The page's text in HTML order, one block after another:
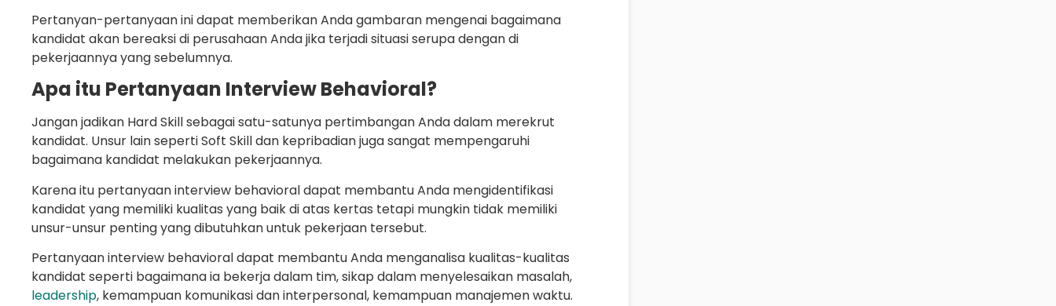
Pertanyan-pertanyaan ini dapat memberikan Anda gambaran mengenai bagaimana
kandidat akan bereaksi di perusahaan Anda jika terjadi situasi serupa dengan di
pekerjaannya yang sebelumnya.
Apa itu Pertanyaan Interview Behavioral?
Jangan jadikan Hard Skill sebagai satu-satunya pertimbangan Anda dalam merekrut
kandidat. Unsur lain seperti Soft Skill dan kepribadian juga sangat mempengaruhi
bagaimana kandidat melakukan pekerjaannya.
Karena itu pertanyaan interview behavioral dapat membantu Anda mengidentifikasi
kandidat yang memiliki kualitas yang baik di atas kertas tetapi mungkin tidak memiliki
unsur-unsur penting yang dibutuhkan untuk pekerjaan tersebut.
Pertanyaan interview behavioral dapat membantu Anda menganalisa kualitas-kualitas
kandidat seperti bagaimana ia bekerja dalam tim, sikap dalam menyelesaikan masalah,
leadership, kemampuan komunikasi dan interpersonal, kemampuan manajemen waktu.